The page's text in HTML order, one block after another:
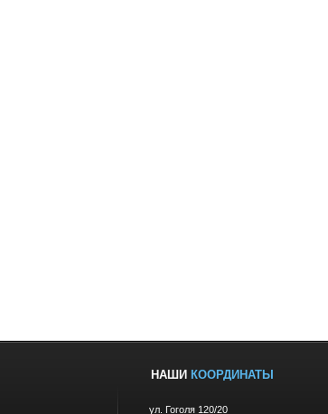
НАШИ КООРДИНАТЫ
ул. Гоголя 120/20